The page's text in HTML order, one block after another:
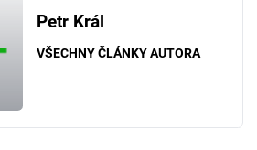
Petr Král
VŠECHNY ČLÁNKY AUTORA